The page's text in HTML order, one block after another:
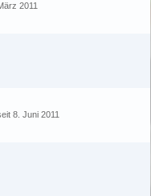
2011
8. Juni 2011